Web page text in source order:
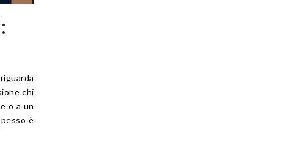
riguarda
chi
o a un
è